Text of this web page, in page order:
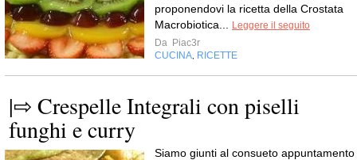
proponendovi la ricetta della Crostata
Macrobiotica...
Leggere il seguito
Da Piac3r
CUCINA RICETTE
|⇨ Crespelle Integrali con piselli
funghi e curry
Siamo giunti al consueto appuntamento